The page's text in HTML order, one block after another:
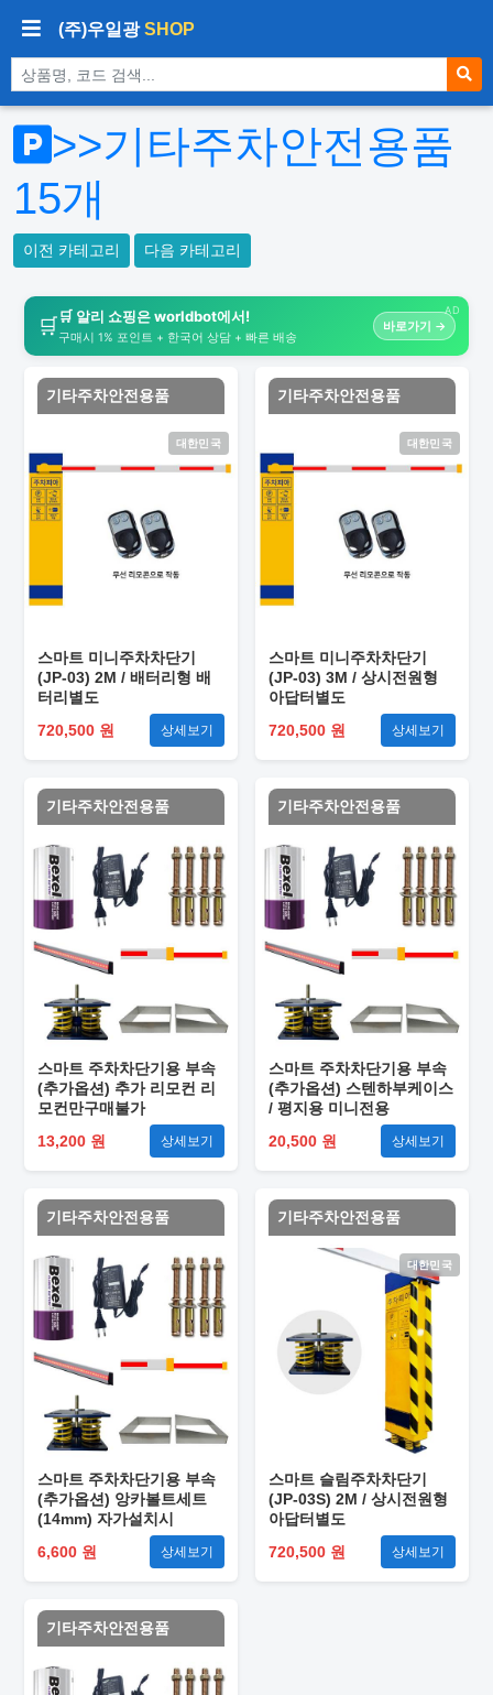
(주)우일광SHOP
상품 검색
>>기타주차안전용품
15개
이전 카테고리 다음 카테고리
AD
🛒🛒 알리 쇼핑은 worldbot에서!
구매시 1% 포인트 + 한국어 상담 + 빠른 배송
바로가기 →
기타주차안전용품
대한민국
스마트 미니주차차단기
(JP-03) 2M / 배터리형 배
터리별도
720,500 원
상세보기
기타주차안전용품
대한민국
스마트 미니주차차단기
(JP-03) 3M / 상시전원형
아답터별도
720,500 원
상세보기
기타주차안전용품
스마트 주차차단기용 부속
(추가옵션) 추가 리모컨 리
모컨만구매불가
13,200 원
상세보기
기타주차안전용품
스마트 주차차단기용 부속
(추가옵션) 스텐하부케이스
/ 평지용 미니전용
20,500 원
상세보기
기타주차안전용품
스마트 주차차단기용 부속
(추가옵션) 앙카볼트세트
(14mm) 자가설치시
6,600 원
상세보기
기타주차안전용품
대한민국
스마트 슬림주차차단기
(JP-03S) 2M / 상시전원형
아답터별도
720,500 원
상세보기
기타주차안전용품